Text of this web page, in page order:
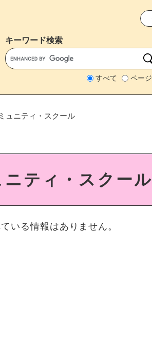
キーワード検索
すべて ページ
ュニティ・スクール
ニティ・スクール
いる情報はありません。